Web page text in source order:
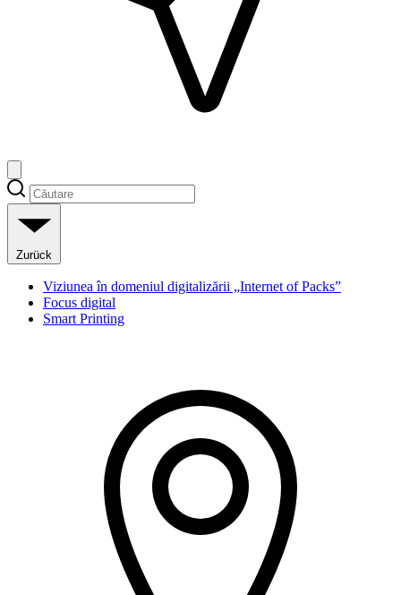
Zurück
Viziunea în domeniul digitalizării „Internet of Packs”
Focus digital
Smart Printing